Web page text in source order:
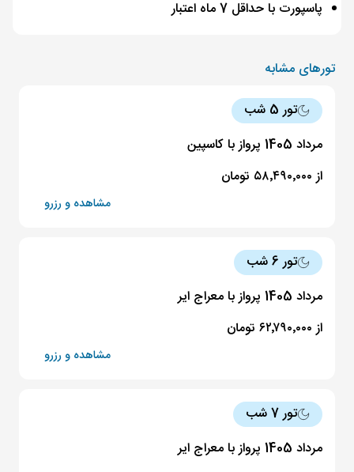
پاسپورت با حداقل 7 ماه اعتبار
تورهای مشابه
تور 5 شب
مرداد 1405 پرواز با کاسپین
از ۵۸٬۴۹۰٬۰۰۰ تومان
مشاهده و رزرو
تور 6 شب
مرداد 1405 پرواز با معراج ایر
از ۶۲٬۷۹۰٬۰۰۰ تومان
مشاهده و رزرو
تور 7 شب
مرداد 1405 پرواز با معراج ایر